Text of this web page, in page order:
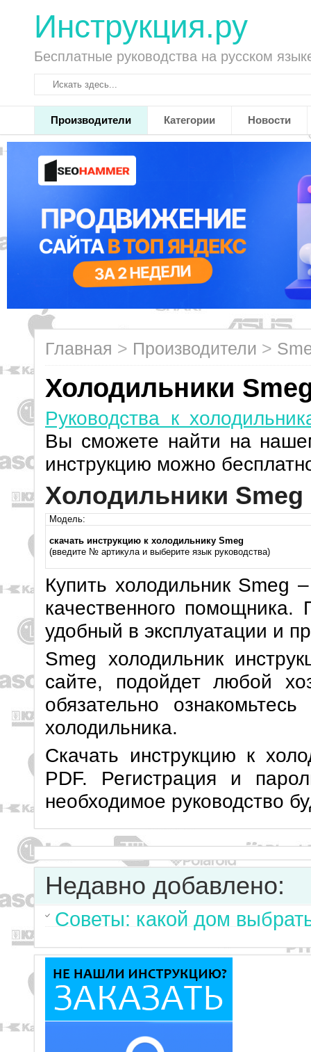
Инструкция.ру
Бесплатные руководства на русском
Производители Категории Новости
Главная > Производители >
Холодильники
Руководства к
Вы сможете найти на
инструкцию можно
Холодильники Smeg
Модель:
скачать инструкцию к холодильнику Smeg
(введите № артикула и выберите язык руководства)
Купить холодильник Smeg
качественного помощника.
удобный в эксплуатации и
Smeg холодильник
сайте, подойдет любой
обязательно
холодильника.
Скачать инструкцию к
PDF. Регистрация и
необходимое руководство
Недавно добавлено:
Советы: какой дом